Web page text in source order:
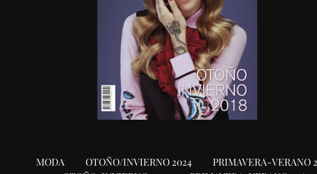
MODA OTOÑO/INVIERNO 2024 PRIMAVERA-VERANO